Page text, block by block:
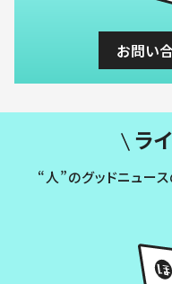
お問い
ラ
“人”のグッドニュー